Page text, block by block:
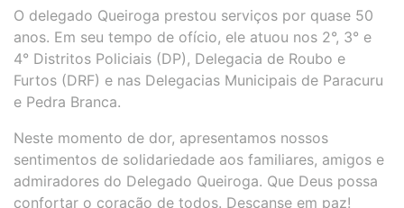
O delegado Queiroga prestou serviços por quase 50
anos. Em seu tempo de ofício, ele atuou nos 2°, 3° e
4° Distritos Policiais (DP), Delegacia de Roubo e
Furtos (DRF) e nas Delegacias Municipais de Paracuru
e Pedra Branca.
Neste momento de dor, apresentamos nossos
sentimentos de solidariedade aos familiares, amigos e
admiradores do Delegado Queiroga. Que Deus possa
confortar o coração de todos. Descanse em paz!